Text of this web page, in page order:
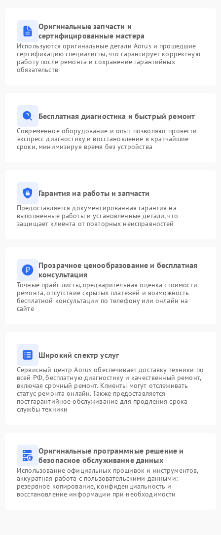
Оригинальные запчасти и
сертифицированные мастера
Используются оригинальные детали Aorus и прошедшие
сертификацию специалисты, что гарантирует корректную
работу после ремонта и сохранение гарантийных
обязательств
Бесплатная диагностика и быстрый ремонт
Современное оборудование и опыт позволяют провести
экспресс-диагностику и восстановление в кратчайшие
сроки, минимизируя время без устройства
Гарантия на работы и запчасти
Предоставляется документированная гарантия на
выполненные работы и установленные детали, что
защищает клиента от повторных неисправностей
Прозрачное ценообразование и бесплатная
консультация
Точные прайс-листы, предварительная оценка стоимости
ремонта, отсутствие скрытых платежей и возможность
бесплатной консультации по телефону или онлайн на
сайте
Широкий спектр услуг
Сервисный центр Aorus обеспечивает доставку техники по
всей РФ, бесплатную диагностику и качественный ремонт,
включая срочный ремонт. Клиенты могут отслеживать
статус ремонта онлайн. Также предоставляется
постгарантийное обслуживание для продления срока
службы техники
Оригинальные программные решение и
безопасное обслуживание данных
Использование официальных прошивок и инструментов,
аккуратная работа с пользовательскими данными:
резервное копирование, конфиденциальность и
восстановление информации при необходимости